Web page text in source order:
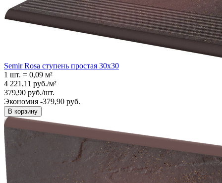
Semir Rosa ступень простая 30x30
1 шт. = 0,09 м²
4 221,11 руб./м²
379,90 руб./шт.
Экономия -379,90 руб.
В корзину